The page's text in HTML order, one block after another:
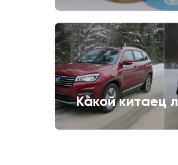
Какой китаец